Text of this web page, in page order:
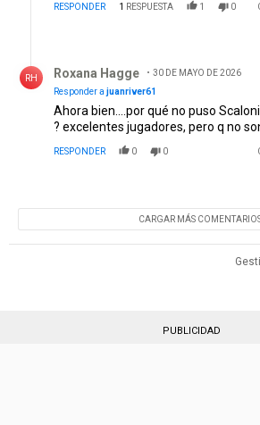
RESPONDER 1 RESPUESTA 1 0
RH Roxana Hagge
30 DE MAYO DE 2026
Responder a juanriver61
Ahora bien....por qué no puso
? excelentes jugadores, pero q no
RESPONDER 0 0
CARGAR MÁS
PUBLICIDAD